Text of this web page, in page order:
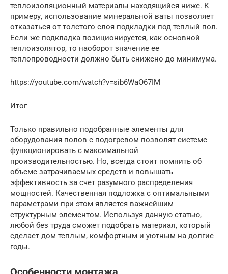
теплоизоляционный материалы находящийся ниже. К
примеру, использование минеральной ваты позволяет
отказаться от толстого слоя подкладки под теплый пол.
Если же подкладка позиционируется, как основной
теплоизолятор, то наоборот значение ее
теплопроводности должно быть снижено до минимума.
https://youtube.com/watch?v=sib6WaO67IM
Итог
Только правильно подобранные элементы для
оборудования полов с подогревом позволят системе
функционировать с максимальной
производительностью. Но, всегда стоит помнить об
объеме затрачиваемых средств и повышать
эффективность за счет разумного распределения
мощностей. Качественная подложка с оптимальными
параметрами при этом является важнейшим
структурным элементом. Используя данную статью,
любой без труда сможет подобрать материал, который
сделает дом теплым, комфортным и уютным на долгие
годы.